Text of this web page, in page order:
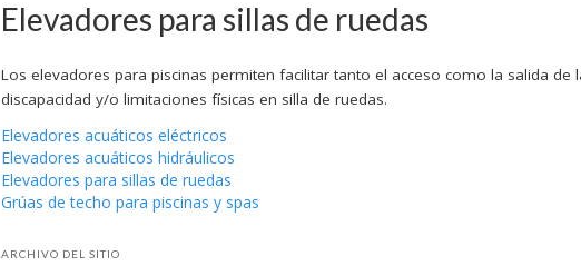
Elevadores para sillas de ruedas
Los elevadores para piscinas permiten facilitar tanto el acceso como la salida
discapacidad y/o limitaciones físicas en silla de ruedas.
Elevadores acuáticos eléctricos
Elevadores acuáticos hidráulicos
Elevadores para sillas de ruedas
Grúas de techo para piscinas y spas
ARCHIVO DEL SITIO